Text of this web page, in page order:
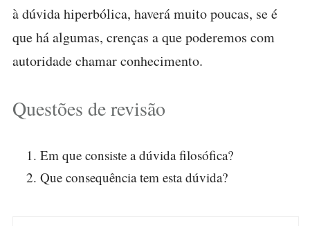
à dúvida hiperbólica, haverá muito poucas, se é
que há algumas, crenças a que poderemos com
autoridade chamar conhecimento.
Questões de revisão
Em que consiste a dúvida filosófica?
Que consequência tem esta dúvida?